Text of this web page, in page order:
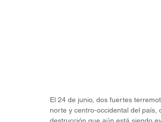
El 24 de junio, dos fuertes
norte y centro-occidental del país,